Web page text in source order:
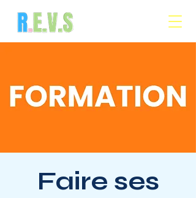
Faire ses